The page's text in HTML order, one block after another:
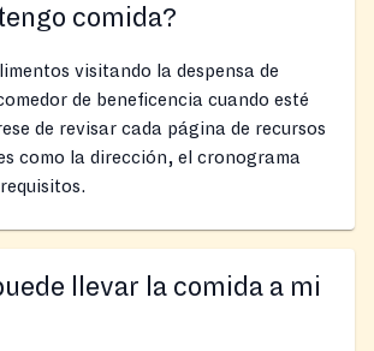
comida?
visitando la despensa de
de beneficencia cuando esté
de revisar cada página de recursos
como la dirección, el cronograma
llevar la comida a mi